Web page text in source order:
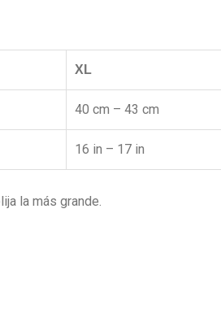
XL
40 cm – 43 cm
16 in – 17 in
la más grande.